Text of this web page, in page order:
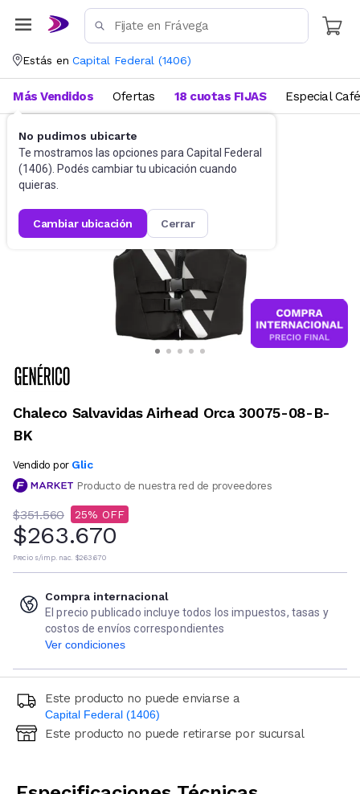
Estás en Capital Federal (1406)
No pudimos ubicarte
Te mostramos las opciones para Capital Federal
(1406). Podés cambiar tu ubicación cuando
quieras.
cambiar ubicación cerrar
Más Vendidos Ofertas 18 cuotas FIJAS Especial Café
Deportes Deportes acuáticos
Chaleco Salvavidas Airhead Orca 30075-08-B-
BK
Vendido por Glic
Producto de nuestra red de proveedores
$351.560 25
$263.670
Precio s/imp. nac. $263.670
Compra internacional
El precio publicado incluye todos los impuestos, tasas y
costos de envíos correspondientes
Ver condiciones
Este producto no puede enviarse a
Capital Federal (1406)
Ingresá código postal (sólo números)
Este producto no puede retirarse por sucursal